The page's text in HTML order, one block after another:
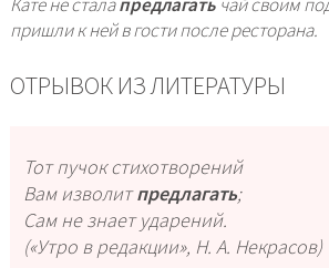
Кате не сталапредлагатьчай своим
пришли к ней в гости после ресторана.
ОТРЫВОК ИЗ ЛИТЕРАТУРЫ
Тот пучок стихотворений
Вам изволитпредлагать;
Сам не знает ударений.
(«Утро в редакции», Н. А. Некрасов)